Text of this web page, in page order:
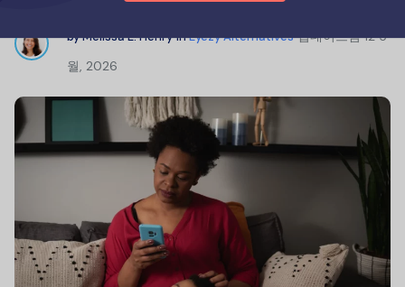
byMelissa E. Henry inEyezy Alternatives 업데이트됨12 5
월, 2026